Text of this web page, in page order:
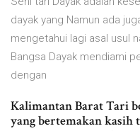
dayak yang Namun ada
mengetahui lagi asal usul
Bangsa Dayak mendiami
dengan
Kalimantan Barat Tari
yang bertemakan